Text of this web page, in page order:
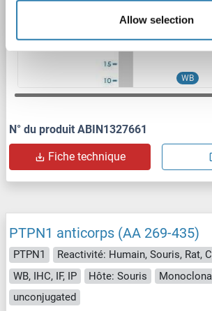
Allow selection
WB
N° du produit ABIN1327661
Fiche technique
PTPN1 anticorps (AA 269-435)
PTPN1
WB, IHC, IF, IP
Hôte: Souris Monoclonal
unconjugated